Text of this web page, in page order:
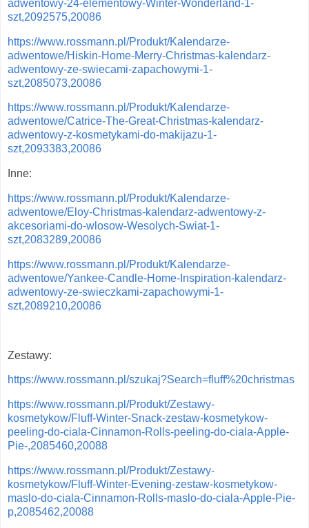
adwentowy-24-elementowy-Winter-Wonderland-1-
szt,2092575,20086
https://www.rossmann.pl/Produkt/Kalendarze-
adwentowe/Hiskin-Home-Merry-Christmas-kalendarz-
adwentowy-ze-swiecami-zapachowymi-1-
szt,2085073,20086
https://www.rossmann.pl/Produkt/Kalendarze-
adwentowe/Catrice-The-Great-Christmas-kalendarz-
adwentowy-z-kosmetykami-do-makijazu-1-
szt,2093383,20086
Inne:
https://www.rossmann.pl/Produkt/Kalendarze-
adwentowe/Eloy-Christmas-kalendarz-adwentowy-z-
akcesoriami-do-wlosow-Wesolych-Swiat-1-
szt,2083289,20086
https://www.rossmann.pl/Produkt/Kalendarze-
adwentowe/Yankee-Candle-Home-Inspiration-kalendarz-
adwentowy-ze-swieczkami-zapachowymi-1-
szt,2089210,20086
Zestawy:
https://www.rossmann.pl/szukaj?Search=fluff%20christmas
https://www.rossmann.pl/Produkt/Zestawy-
kosmetykow/Fluff-Winter-Snack-zestaw-kosmetykow-
peeling-do-ciala-Cinnamon-Rolls-peeling-do-ciala-Apple-
Pie-,2085460,20088
https://www.rossmann.pl/Produkt/Zestawy-
kosmetykow/Fluff-Winter-Evening-zestaw-kosmetykow-
maslo-do-ciala-Cinnamon-Rolls-maslo-do-ciala-Apple-Pie-
p,2085462,20088